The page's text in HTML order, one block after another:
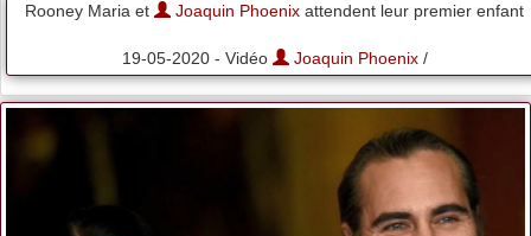
Rooney Maria et Joaquin Phoenix attendent leur premier enfant
19-05-2020 - Vidéo Joaquin Phoenix/